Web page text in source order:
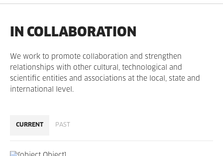
IN COLLABORATION
We work to promote collaboration and strengthen
relationships with other cultural, technological and
scientific entities and associations at the local, state and
international level.
CURRENT PAST